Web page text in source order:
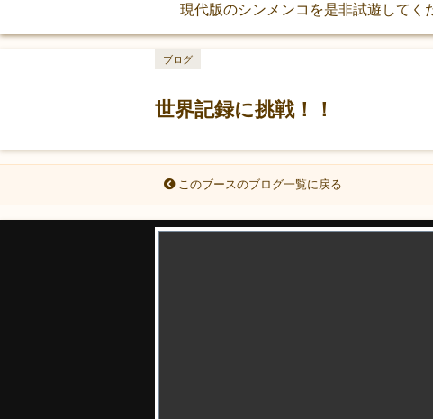
現代版のシンメンコを是非試遊して
世界記録に挑戦！！
ブログ
このブースのブログ一覧に戻る